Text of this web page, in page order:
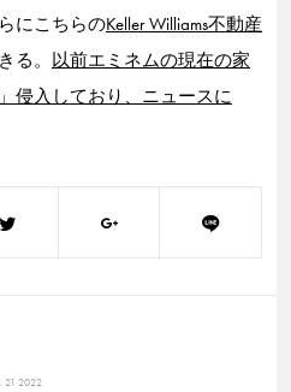
にこちらのKeller Williams不動産
る。 以前エミネムの現在の家
侵入しており、ニュースに
21 2022